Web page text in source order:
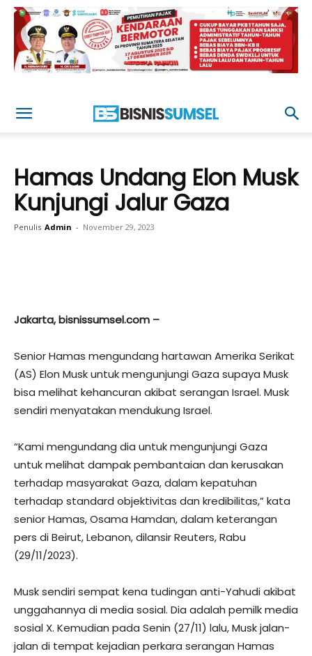
Hamas Undang Elon Musk
Kunjungi Jalur Gaza
Penulis Admin - November 29, 2023
Jakarta, bisnissumsel.com –
Senior Hamas mengundang hartawan Amerika Serikat
(AS) Elon Musk untuk mengunjungi Gaza supaya Musk
bisa melihat kehancuran akibat serangan Israel. Musk
sendiri menyatakan mendukung Israel.
“Kami mengundang dia untuk mengunjungi Gaza
untuk melihat dampak pembantaian dan kerusakan
terhadap masyarakat Gaza, dalam kepatuhan
terhadap standard objektivitas dan kredibilitas,” kata
senior Hamas, Osama Hamdan, dalam keterangan
pers di Beirut, Lebanon, dilansir Reuters, Rabu
(29/11/2023).
Musk sendiri sempat kena tudingan anti-Yahudi akibat
unggahannya di media sosial. Dia adalah pemilk media
sosial X. Kemudian pada Senin (27/11) lalu, Musk jalan-
jalan di tempat kejadian perkara serangan Hamas